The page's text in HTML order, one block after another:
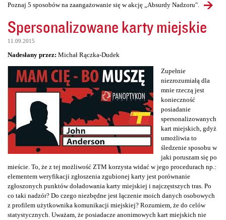
Poznaj 5 sposobów na zaangażowanie się w akcję „Absurdy Nadzoru".
Spersonalizowane karty miejskie
11.09.2015
Nadesłany przez: Michał Rączka-Dudek
Zupełnie
niezrozumiałą dla
mnie rzeczą jest
konieczność
posiadanie
spersonalizowanych
kart miejskich, gdyż
umożliwia to
śledzenie sposobu w
jaki poruszam się po
mieście. To, że z tej możliwość ZTM korzysta widać w jego procedurach np.:
elementem weryfikacji zgłoszenia zgubionej karty jest porównanie
zgłoszonych punktów doładowania karty miejskiej i najczęstszych tras. Po
co taki nadzór? Do czego niezbędne jest łączenie moich danych osobowych
z profilem użytkownika komunikacji miejskiej? Rozumiem, że do celów
statystycznych. Uważam, że posiadacze anonimowych kart miejskich nie